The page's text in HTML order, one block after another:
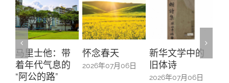
艺术
历史
文学
181期
180期
179期
征稿启事
“本土文学”栏目征稿
关于我们
《源》杂志简介
编委会
登录
{username} | 退出
怀念春天
2026年07月06日
新华文学中的
旧体诗
螺钿留芳：碧
山亭贺仪镜框
中的百业记忆